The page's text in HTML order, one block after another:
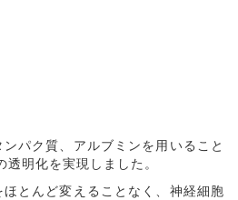
パク質、アルブミンを用いること
明化を実現しました。
とんど変えることなく、神経細胞